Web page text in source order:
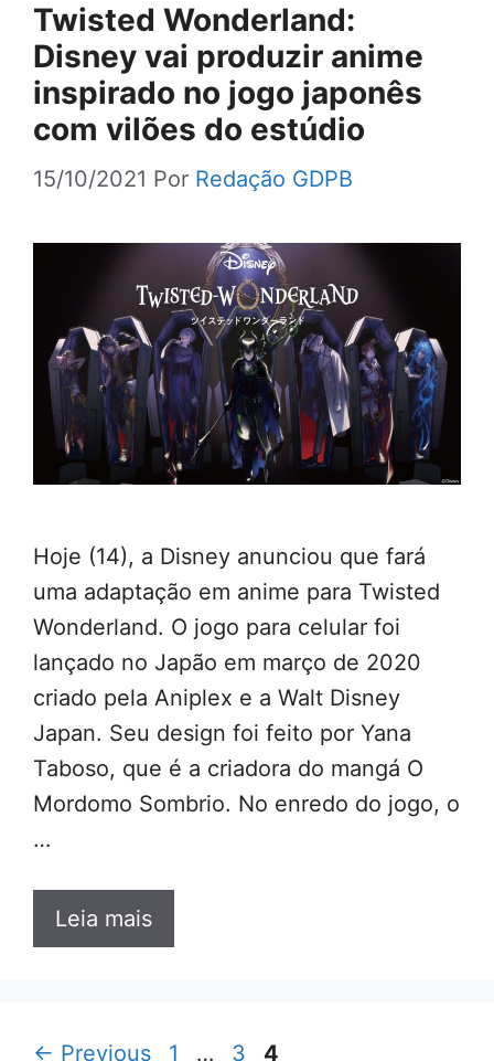
Twisted Wonderland:
Disney vai produzir anime
inspirado no jogo japonês
com vilões do estúdio
15/10/2021 Por Redação GDPB
Hoje (14), a Disney anunciou que fará
uma adaptação em anime para Twisted
Wonderland. O jogo para celular foi
lançado no Japão em março de 2020
criado pela Aniplex e a Walt Disney
Japan. Seu design foi feito por Yana
Taboso, que é a criadora do mangá O
Mordomo Sombrio. No enredo do jogo, o
…
Leia mais
← Previous Page
1 … Page
3 Page
4